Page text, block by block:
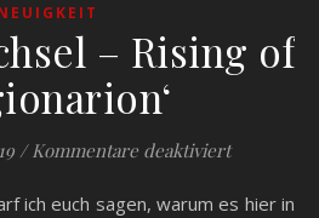
– Rising of
/ Kommentare deaktiviertfür